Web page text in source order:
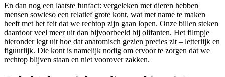
En dan nog een laatste funfact: vergeleken met dieren hebben
mensen sowieso een relatief grote kont, wat met name te maken
heeft met het feit dat we rechtop zijn gaan lopen. Onze billen steken
daardoor veel meer uit dan bijvoorbeeld bij olifanten. Het filmpje
hieronder legt uit hoe dat anatomisch gezien precies zit – letterlijk en
figuurlijk. Die kont is namelijk nodig om ervoor te zorgen dat we
rechtop blijven staan en niet voorover zakken.